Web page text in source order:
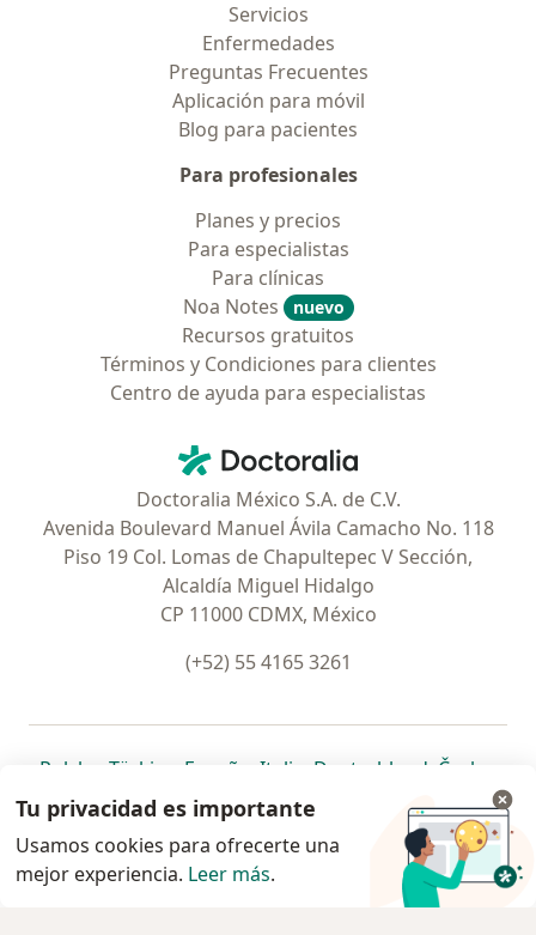
Servicios
Enfermedades
Preguntas Frecuentes
Aplicación para móvil
Blog para pacientes
Para profesionales
Planes y precios
Para especialistas
Para clínicas
Noa Notes
nuevo
Recursos gratuitos
Términos y Condiciones para clientes
Centro de ayuda para especialistas
Doctoralia - Página de inicio
Doctoralia México S.A. de C.V.
Avenida Boulevard Manuel Ávila Camacho No. 118
Piso 19 Col. Lomas de Chapultepec V Sección,
Alcaldía Miguel Hidalgo
CP 11000 CDMX, México
(+52) 55 4165 3261
Polska se abre en una nueva pestaña
Türkiye se abre en una nueva pestaña
España se abre en una nueva pestaña
Italia se abre en una nueva
Deutschlandse abre en
Česko
Portugal
se abre en una nueva pestaña
México se abre en una nueva pestaña
Chile se abre en una nueva pestaña
Brasil se abre en una nueva
se abre en
se
se abre en una nueva
www.doctoralia.com.mx © 2026 - Encuentra tu
Tu privacidad es importante
Usamos cookies para ofrecerte una
mejor experiencia. Leer más.